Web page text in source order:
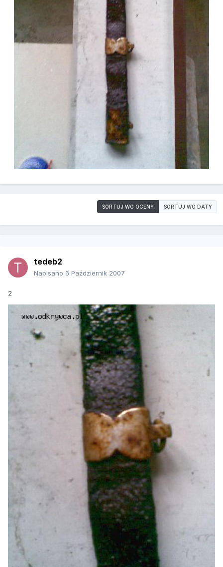
SORTUJ WG OCENY SORTUJ WG DATY
tedeb2
Napisano 6 Październik 2007
2